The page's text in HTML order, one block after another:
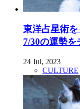
東洋占星術
7/30の運勢を
24 Jul, 2023
CULTURE